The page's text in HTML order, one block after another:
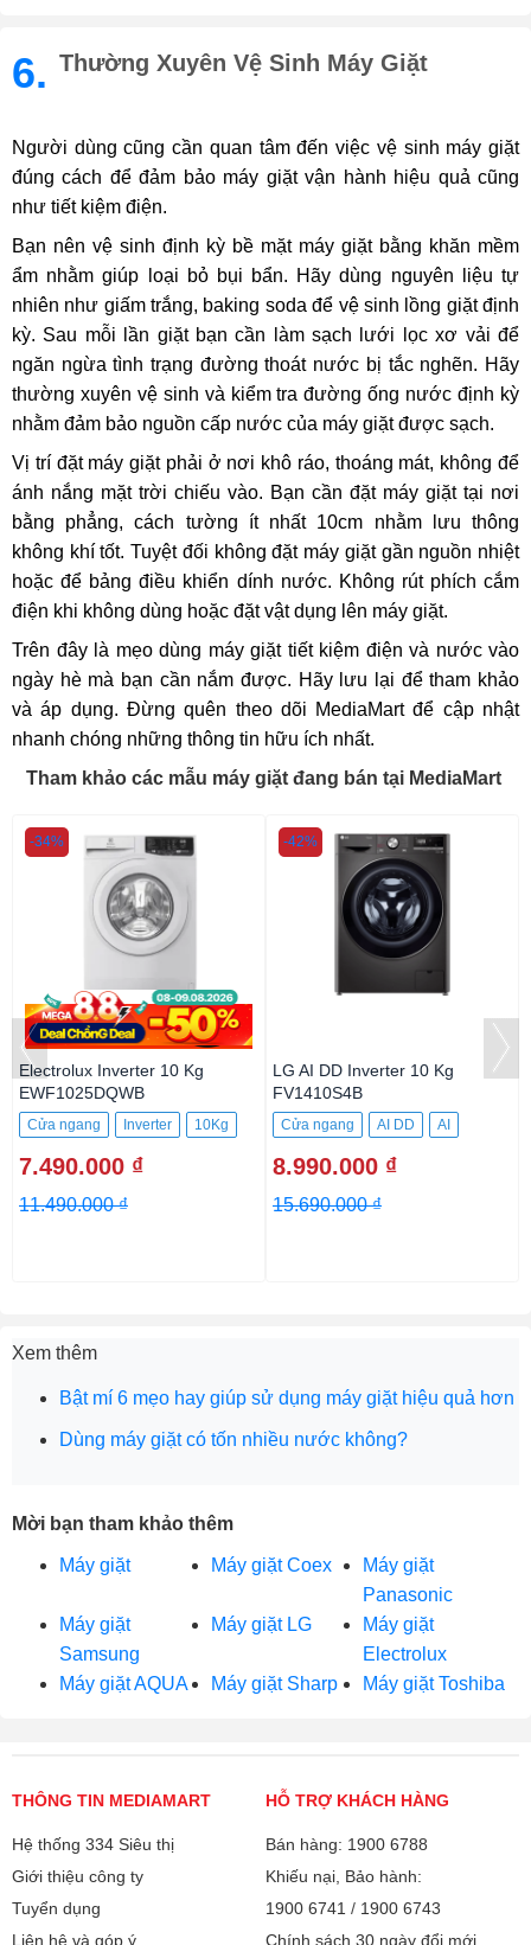
6. Thường Xuyên Vệ Sinh Máy Giặt
Người dùng cũng cần quan tâm đến việc vệ sinh máy giặt
đúng cách để đảm bảo máy giặt vận hành hiệu quả cũng
như tiết kiệm điện.
Bạn nên vệ sinh định kỳ bề mặt máy giặt bằng khăn mềm
ẩm nhằm giúp loại bỏ bụi bẩn. Hãy dùng nguyên liệu tự
nhiên như giấm trắng, baking soda để vệ sinh lồng giặt định
kỳ. Sau mỗi lần giặt bạn cần làm sạch lưới lọc xơ vải để
ngăn ngừa tình trạng đường thoát nước bị tắc nghẽn. Hãy
thường xuyên vệ sinh và kiểm tra đường ống nước định kỳ
nhằm đảm bảo nguồn cấp nước của máy giặt được sạch.
Vị trí đặt máy giặt phải ở nơi khô ráo, thoáng mát, không để
ánh nắng mặt trời chiếu vào. Bạn cần đặt máy giặt tại nơi
bằng phẳng, cách tường ít nhất 10cm nhằm lưu thông
không khí tốt. Tuyệt đối không đặt máy giặt gần nguồn nhiệt
hoặc để bảng điều khiển dính nước. Không rút phích cắm
điện khi không dùng hoặc đặt vật dụng lên máy giặt.
Trên đây là mẹo dùng máy giặt tiết kiệm điện và nước vào
ngày hè mà bạn cần nắm được. Hãy lưu lại để tham khảo
và áp dụng. Đừng quên theo dõi MediaMart để cập nhật
nhanh chóng những thông tin hữu ích nhất.
Tham khảo các mẫu máy giặt đang bán tại MediaMart
Electrolux Inverter 10 Kg
EWF1025DQWB
Cửa ngang Inverter 10Kg
7.490.000 ₫
11.490.000 ₫
-34%
LG AI DD Inverter 10 Kg
FV1410S4B
Cửa ngang AI DD
AI
10Kg
8.990.000 ₫
15.690.000 ₫
-42%
Xem thêm
Bật mí 6 mẹo hay giúp sử dụng máy giặt hiệu quả hơn
Dùng máy giặt có tốn nhiều nước không?
Mời bạn tham khảo thêm
Máy giặt Máy giặt Coex
Máy giặt
Panasonic
Máy giặt
Samsung
Máy giặt LG
Máy giặt
Electrolux
Máy giặt AQUA
Máy giặt Sharp Máy giặt Toshiba
THÔNG TIN MEDIAMART
Hệ thống 334 Siêu thị
Giới thiệu công ty
Tuyển dụng
Liên hệ và góp ý
HỖ TRỢ KHÁCH HÀNG
Bán hàng: 1900 6788
Khiếu nại, Bảo hành:
1900 6741 / 1900 6743
Chính sách 30 ngày đổi mới